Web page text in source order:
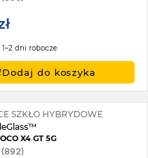
1–2 dni robocze
Dodaj do koszyka
SZKŁO HYBRYDOWE
X4 GT 5G